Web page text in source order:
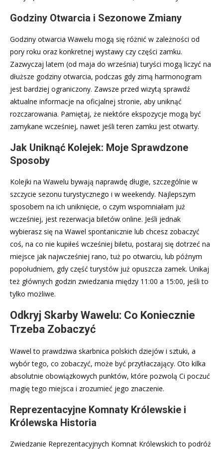
Godziny Otwarcia i Sezonowe Zmiany
Godziny otwarcia Wawelu mogą się różnić w zależności od
pory roku oraz konkretnej wystawy czy części zamku.
Zazwyczaj latem (od maja do września) turyści mogą liczyć na
dłuższe godziny otwarcia, podczas gdy zimą harmonogram
jest bardziej ograniczony. Zawsze przed wizytą sprawdź
aktualne informacje na oficjalnej stronie, aby uniknąć
rozczarowania. Pamiętaj, że niektóre ekspozycje mogą być
zamykane wcześniej, nawet jeśli teren zamku jest otwarty.
Jak Uniknąć Kolejek: Moje Sprawdzone
Sposoby
Kolejki na Wawelu bywają naprawdę długie, szczególnie w
szczycie sezonu turystycznego i w weekendy. Najlepszym
sposobem na ich uniknięcie, o czym wspomniałam już
wcześniej, jest rezerwacja biletów online. Jeśli jednak
wybierasz się na Wawel spontanicznie lub chcesz zobaczyć
coś, na co nie kupiłeś wcześniej biletu, postaraj się dotrzeć na
miejsce jak najwcześniej rano, tuż po otwarciu, lub późnym
popołudniem, gdy część turystów już opuszcza zamek. Unikaj
też głównych godzin zwiedzania między 11:00 a 15:00, jeśli to
tylko możliwe.
Odkryj Skarby Wawelu: Co Koniecznie
Trzeba Zobaczyć
Wawel to prawdziwa skarbnica polskich dziejów i sztuki, a
wybór tego, co zobaczyć, może być przytłaczający. Oto kilka
absolutnie obowiązkowych punktów, które pozwolą Ci poczuć
magię tego miejsca i zrozumieć jego znaczenie.
Reprezentacyjne Komnaty Królewskie i
Królewska Historia
Zwiedzanie Reprezentacyjnych Komnat Królewskich to podróż